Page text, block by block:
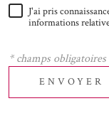
J'ai pris
informations
* champs obligatoires
ENVOYER